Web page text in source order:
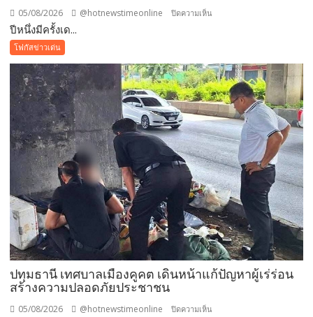
05/08/2026 @hotnewstimeonline ปิดความเห็น
ครั้ง
เดียว!
12
สิงหาคม
แม่
เข้า
ฟรี
สวน
นงนุช
พัทยา
มอบ
ของ
ขวัญ
วัน
ปีหนึ่งมีครั้งเด...
โฟกัสข่าวเด่น
ปทุมธานี เทศบาลเมืองคูคต เดินหน้าแก้ปัญหาผู้เร่ร่อน
สร้างความปลอดภัยประชาชน
05/08/2026 @hotnewstimeonline ปิดความเห็น